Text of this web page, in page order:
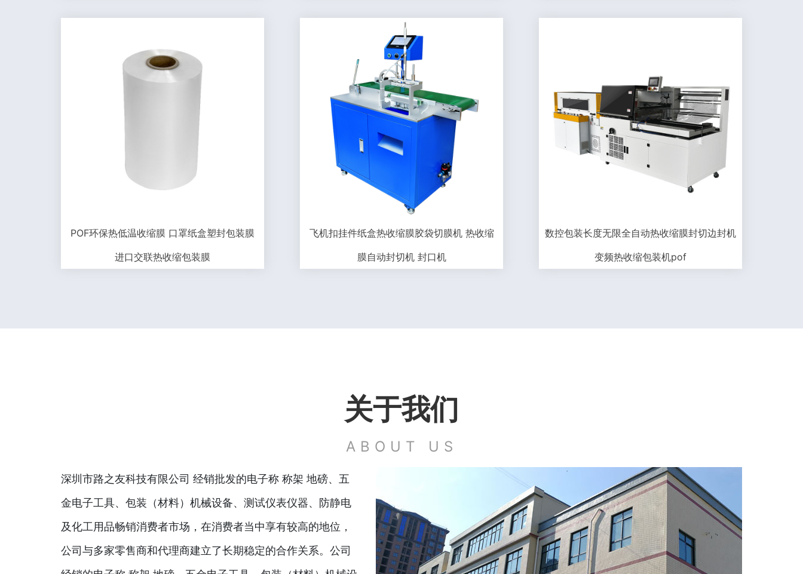
POF环保热低温收缩膜 口罩纸盒塑封包装膜
进口交联热收缩包装膜
飞机扣挂件纸盒热收缩膜胶袋切膜机 热收缩
膜自动封切机 封口机
数控包装长度无限全自动热收缩膜封切边封机
变频热收缩包装机pof
关于我们
ABOUT US
深圳市路之友科技有限公司 经销批发的电子称 称架 地磅、五
金电子工具、包装（材料）机械设备、测试仪表仪器、防静电
及化工用品畅销消费者市场，在消费者当中享有较高的地位，
公司与多家零售商和代理商建立了长期稳定的合作关系。公司